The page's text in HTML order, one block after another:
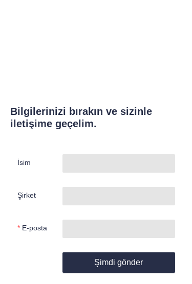
Bilgilerinizi bırakın ve sizinle
iletişime geçelim.
İsim
Şirket
E-posta
Şimdi gönder